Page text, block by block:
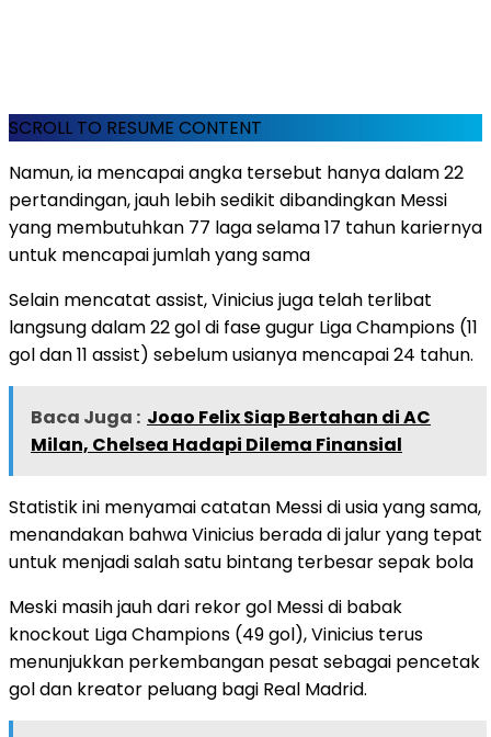
SCROLL TO RESUME CONTENT
Namun, ia mencapai angka tersebut hanya dalam 22
pertandingan, jauh lebih sedikit dibandingkan Messi
yang membutuhkan 77 laga selama 17 tahun kariernya
untuk mencapai jumlah yang sama
Selain mencatat assist, Vinicius juga telah terlibat
langsung dalam 22 gol di fase gugur Liga Champions (11
gol dan 11 assist) sebelum usianya mencapai 24 tahun.
Baca Juga : Joao Felix Siap Bertahan di AC
Milan, Chelsea Hadapi Dilema Finansial
Statistik ini menyamai catatan Messi di usia yang sama,
menandakan bahwa Vinicius berada di jalur yang tepat
untuk menjadi salah satu bintang terbesar sepak bola
Meski masih jauh dari rekor gol Messi di babak
knockout Liga Champions (49 gol), Vinicius terus
menunjukkan perkembangan pesat sebagai pencetak
gol dan kreator peluang bagi Real Madrid.